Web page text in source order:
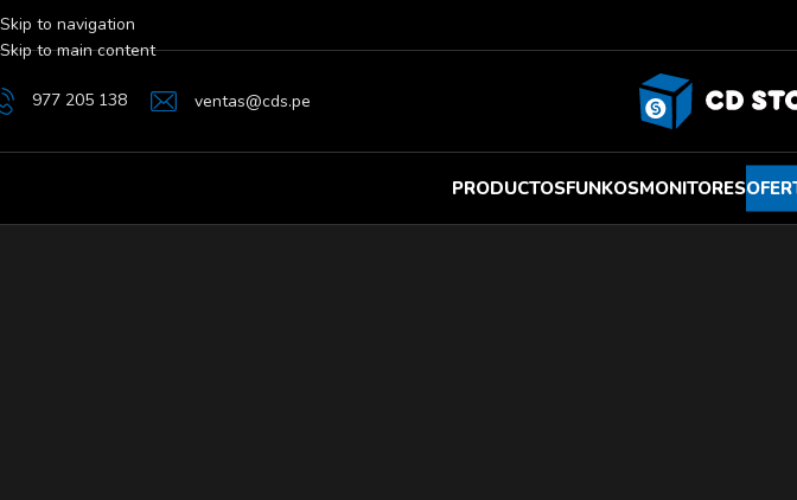
Skip to navigation
Skip to main content
977 205 138 ventas@cds.pe
PRODUCTOSFUNKOSMONITORES